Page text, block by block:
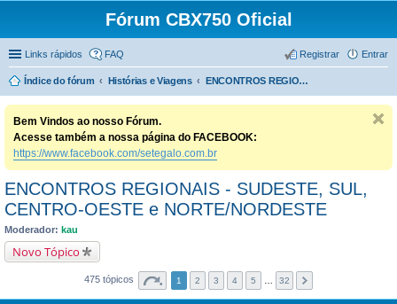
Fórum CBX750 Oficial
Links rápidos FAQ Entrar
Registrar
Índice do fórum Histórias e Viagens ENCONTROS REGIONAIS - SUDESTE, SUL, CENTRO-OESTE e NORTE/NORDESTE
Bem Vindos ao nosso Fórum.
Acesse também a nossa página do FACEBOOK:
https://www.facebook.com/setegalo.com.br
ENCONTROS REGIONAIS - SUDESTE, SUL,
CENTRO-OESTE e NORTE/NORDESTE
Moderador: kau
Novo Tópico
475 tópicos 1 2 3 4 5 32